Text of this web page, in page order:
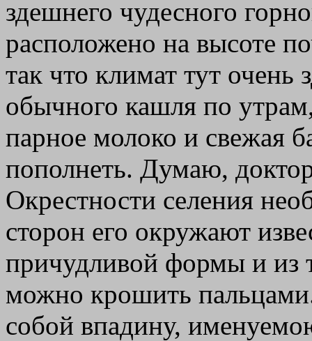
здешнего чудесного
расположено на высоте
так что климат тут
обычного кашля по
парное молоко и свежая
пополнеть. Думаю,
Окрестности селения
сторон его окружают
причудливой формы и из
можно крошить
собой впадину,